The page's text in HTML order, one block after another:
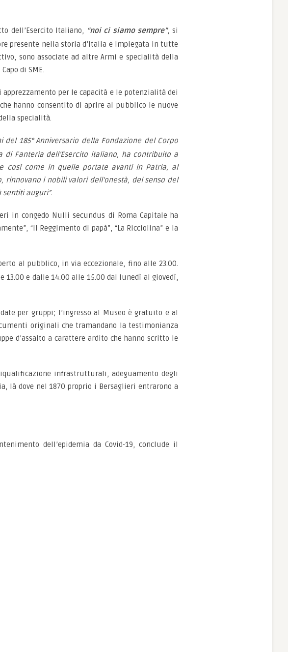
dell’Esercito Italiano, “noi ci siamo sempre”, si
presente nella storia d’Italia e impiegata in tutte
sono associate ad altre Armi e specialità della
di SME.
per le capacità e le potenzialità dei
hanno consentito di aprire al pubblico le nuove
specialità.
del 185° Anniversario della Fondazione del Corpo
di Fanteria dell’Esercito italiano, ha contribuito a
così come in quelle portate avanti in Patria, al
i nobili valori dell’onestà, del senso del
auguri”.
in congedo Nulli secundus di Roma Capitale ha
“Il Reggimento di papà”, “La Ricciolina” e la
al pubblico, in via eccezionale, fino alle 23.00.
e dalle 14.00 alle 15.00 dal lunedì al giovedì,
per gruppi; l’ingresso al Museo è gratuito e al
originali che tramandano la testimonianza
d’assalto a carattere ardito che hanno scritto le
infrastrutturali, adeguamento degli
là dove nel 1870 proprio i Bersaglieri entrarono a
dell’epidemia da Covid-19, conclude il